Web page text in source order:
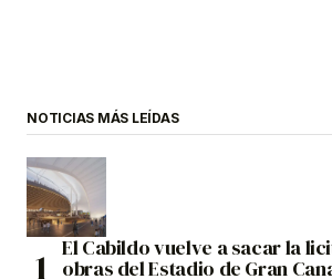
NOTICIAS MÁS LEÍDAS
El Cabildo vuelve a sacar la
obras del Estadio de Gran